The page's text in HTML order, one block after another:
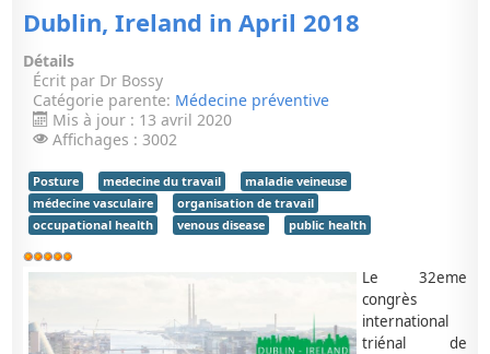
Dublin, Ireland in April 2018
Détails
Écrit par Dr Bossy
Catégorie parente: Médecine préventive
Mis à jour : 13 avril 2020
Affichages : 3002
Posture medecine du travail
maladie veineuse
médecine vasculaire
organisation de travail
occupational health
venous disease public health
Vote
utilisateur:
Le 32eme
congrès
international
triénal de